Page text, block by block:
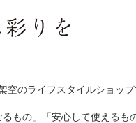
空のライフスタイルショップ
もの」「安心して使えるもの